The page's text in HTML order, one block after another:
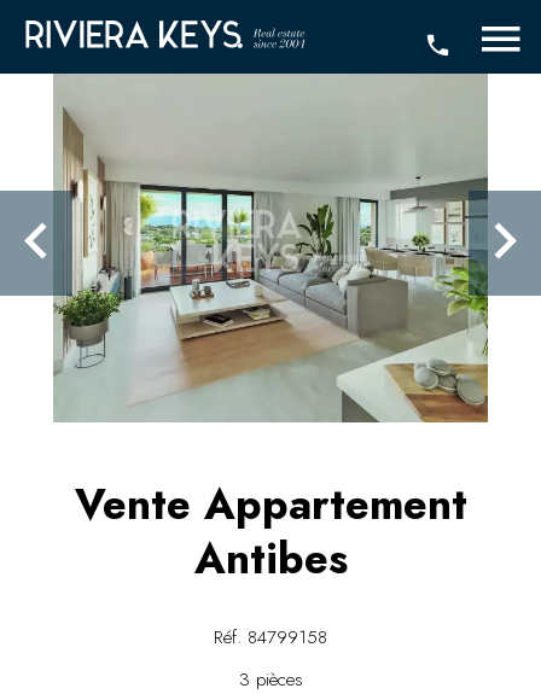
Vente Appartement
Antibes
Réf. 84799158
3 pièces